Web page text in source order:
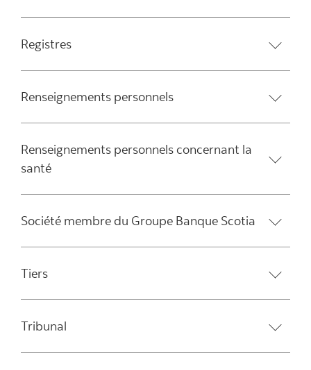
Registres
Renseignements personnels
Renseignements personnels concernant la
santé
Société membre du Groupe Banque Scotia
Tiers
Tribunal